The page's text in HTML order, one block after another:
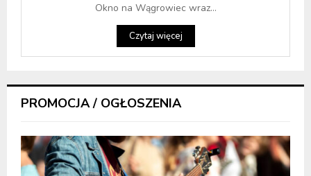
Okno na Wągrowiec wraz...
Czytaj więcej
PROMOCJA / OGŁOSZENIA